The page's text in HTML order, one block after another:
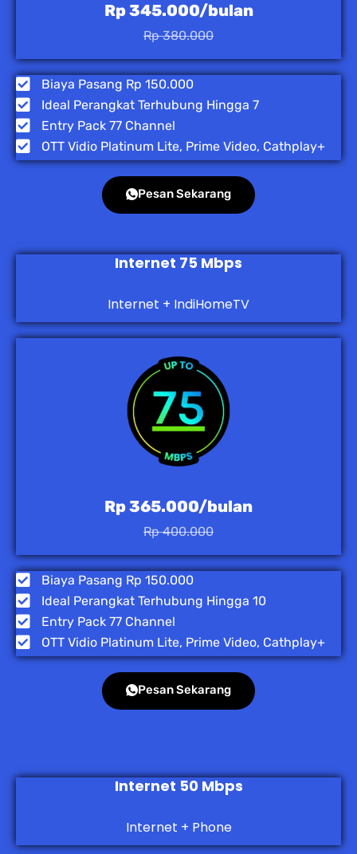
Rp 345.000/bulan
Rp 380.000
Biaya Pasang Rp 150.000
Ideal Perangkat Terhubung Hingga 7
Entry Pack 77 Channel
OTT Vidio Platinum Lite, Prime Video, Cathplay+
Pesan Sekarang
Internet 75 Mbps
Internet + IndiHomeTV
Rp 365.000/bulan
Rp 400.000
Biaya Pasang Rp 150.000
Ideal Perangkat Terhubung Hingga 10
Entry Pack 77 Channel
OTT Vidio Platinum Lite, Prime Video, Cathplay+
Pesan Sekarang
Internet 50 Mbps
Internet + Phone